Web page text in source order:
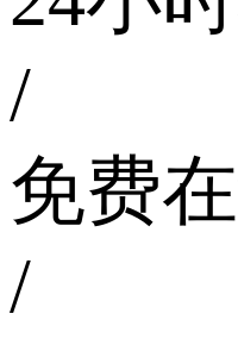
/
免费
/